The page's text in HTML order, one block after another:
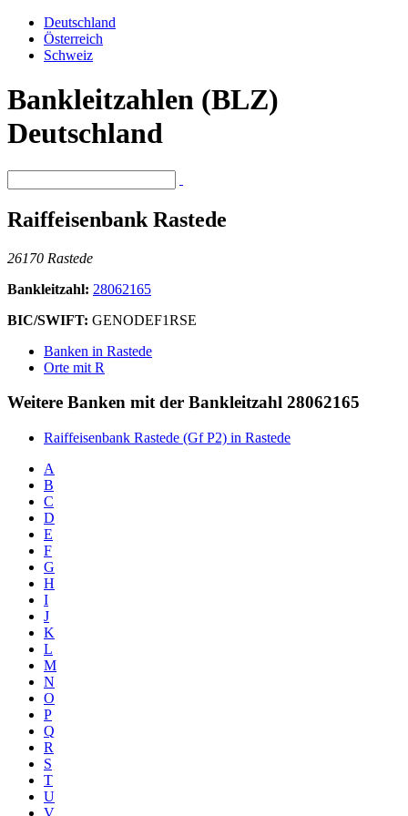
Deutschland
Österreich
Schweiz
Bankleitzahlen (BLZ)
Deutschland
Raiffeisenbank Rastede
26170 Rastede
Bankleitzahl: 28062165
BIC/SWIFT: GENODEF1RSE
Banken in Rastede
Orte mit R
Weitere Banken mit der Bankleitzahl 28062165
Raiffeisenbank Rastede (Gf P2) in Rastede
A
B
C
D
E
F
G
H
I
J
K
L
M
N
O
P
Q
R
S
T
U